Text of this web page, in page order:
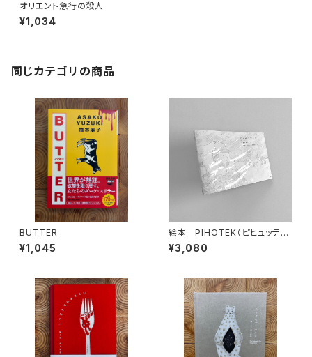
オリエント急行の殺人
¥1,034
同じカテゴリの商品
BUTTER
¥1,045
絵本 PIHOTEK（ピヒュッティ）
北極を風と歩く
¥3,080